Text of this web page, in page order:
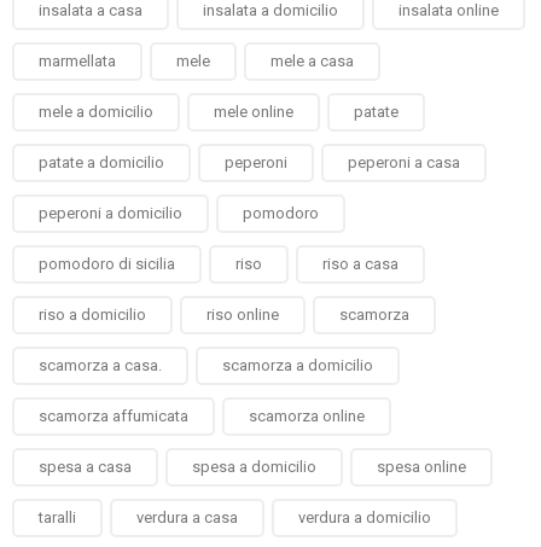
insalata a casa insalata a domicilio insalata online
marmellata mele mele a casa
mele a domicilio mele online patate
patate a domicilio peperoni peperoni a casa
peperoni a domicilio pomodoro
pomodoro di sicilia riso riso a casa
riso a domicilio riso online scamorza
scamorza a casa. scamorza a domicilio
scamorza affumicata scamorza online
spesa a casa spesa a domicilio spesa online
taralli verdura a casa verdura a domicilio